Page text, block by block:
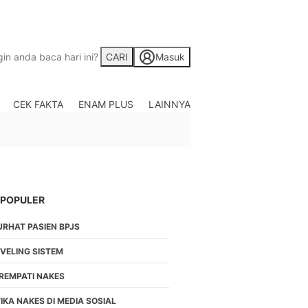
CARI Masuk
CEK FAKTA ENAM PLUS
LAINNYA
PASIEN BPJS
SISTEM
NAKES
NAKES DI MEDIA SOSIAL